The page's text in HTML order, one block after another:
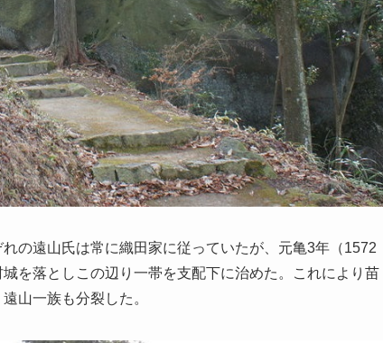
の遠山氏は常に織田家に従っていたが、元亀3年（1572
を落としこの辺り一帯を支配下に治めた。これにより苗
山一族も分裂した。